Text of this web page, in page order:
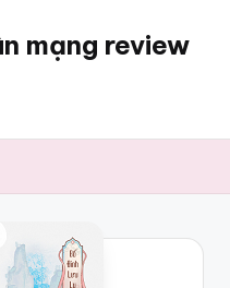
mạng review